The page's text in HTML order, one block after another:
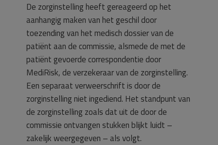
De zorginstelling heeft gereageerd op het
aanhangig maken van het geschil door
toezending van het medisch dossier van de
patiënt aan de commissie, alsmede de met de
patiënt gevoerde correspondentie door
MediRisk, de verzekeraar van de zorginstelling.
Een separaat verweerschrift is door de
zorginstelling niet ingediend. Het standpunt van
de zorginstelling zoals dat uit de door de
commissie ontvangen stukken blijkt luidt –
zakelijk weergegeven – als volgt.